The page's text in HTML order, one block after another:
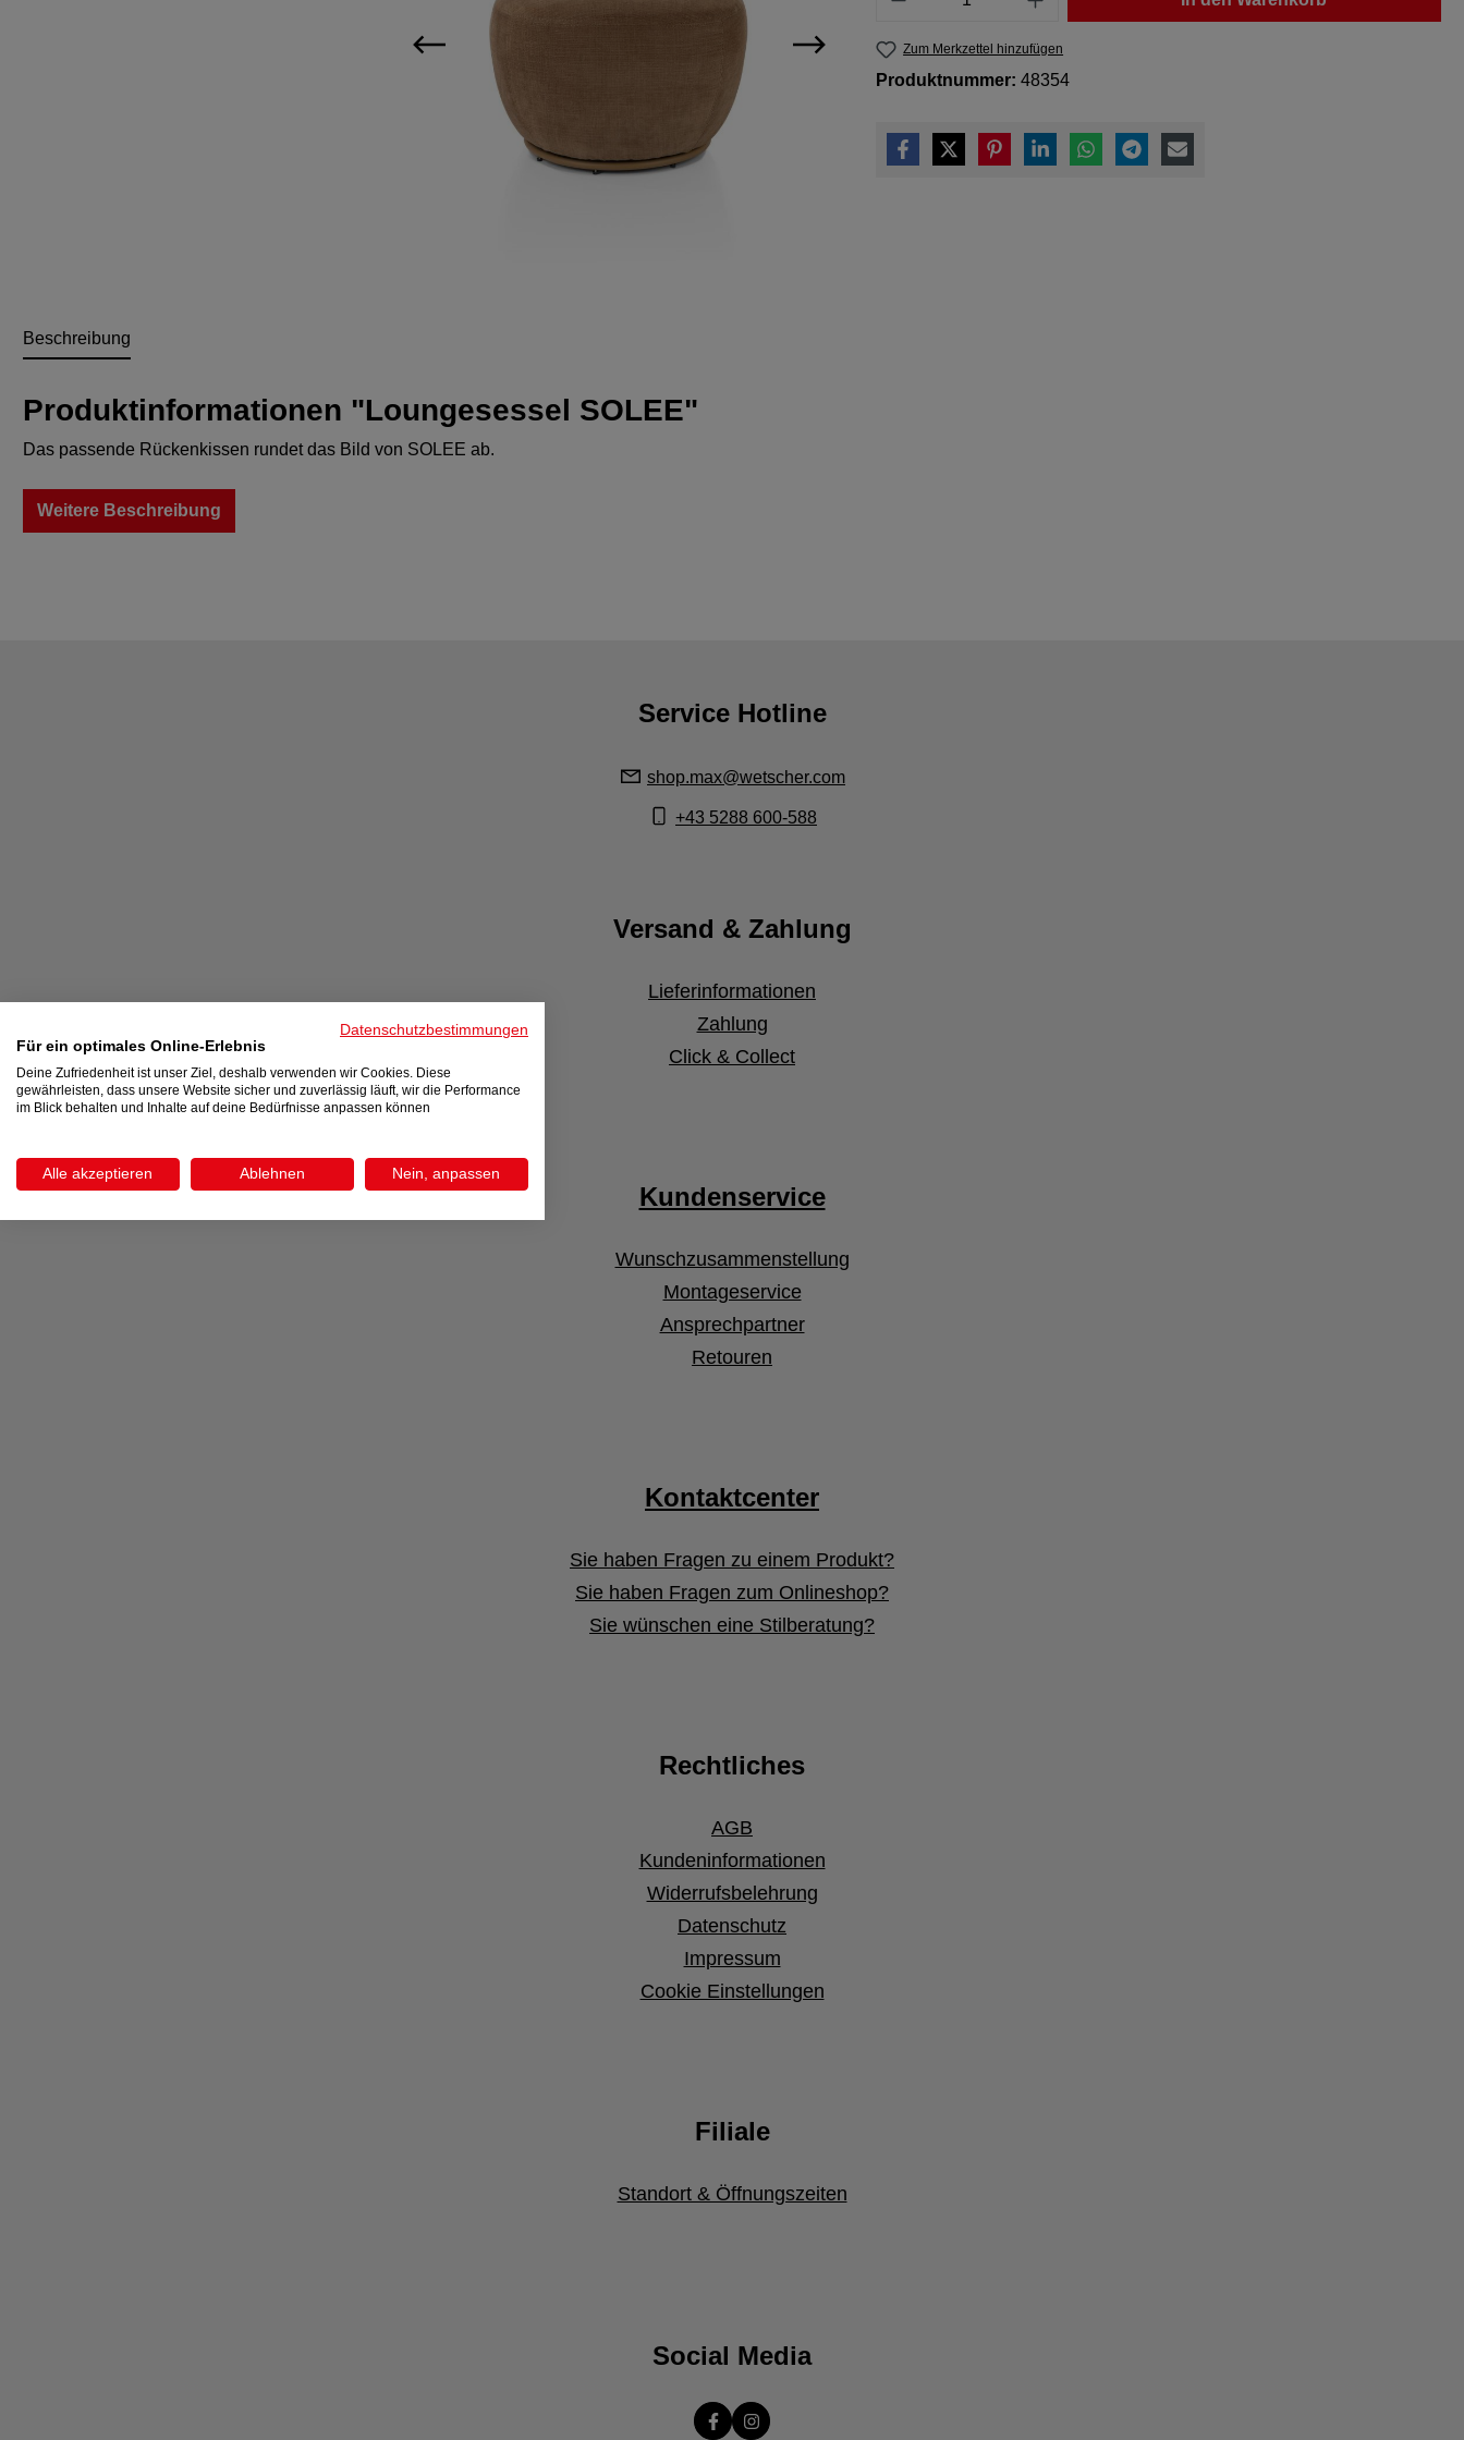
Zum Merkzettel hinzufügen
Produktnummer: 48354
Beschreibung
Produktinformationen "Loungesessel SOLEE"
Das passende Rückenkissen rundet das Bild von SOLEE ab.
Weitere Beschreibung
Service Hotline
shop.max@wetscher.com
+43 5288 600-588
Versand & Zahlung
Lieferinformationen
Zahlung
Click & Collect
Kundenservice
Wunschzusammenstellung
Montageservice
Ansprechpartner
Retouren
Kontaktcenter
Sie haben Fragen zu einem Produkt?
Sie haben Fragen zum Onlineshop?
Sie wünschen eine Stilberatung?
Rechtliches
AGB
Kundeninformationen
Widerrufsbelehrung
Datenschutz
Impressum
Cookie Einstellungen
Filiale
Standort & Öffnungszeiten
Social Media
Datenschutzbestimmungen
Für ein optimales Online-Erlebnis
Deine Zufriedenheit ist unser Ziel, deshalb verwenden wir Cookies. Diese
gewährleisten, dass unsere Website sicher und zuverlässig läuft, wir die Performance
im Blick behalten und Inhalte auf deine Bedürfnisse anpassen können
Alle akzeptieren Ablehnen Nein, anpassen